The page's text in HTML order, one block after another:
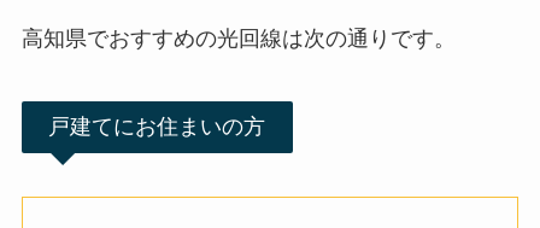
高知県でおすすめの光回線は次の通りです。
戸建てにお住まいの方